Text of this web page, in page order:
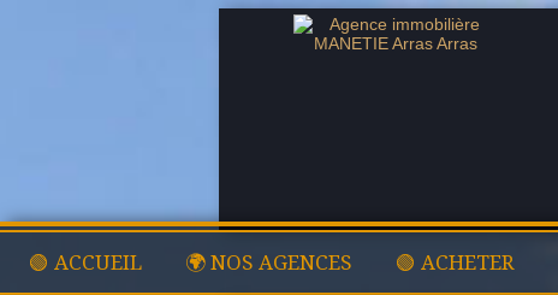
🟢 ACCUEIL 🌍 NOS AGENCES 🟢 ACHETER